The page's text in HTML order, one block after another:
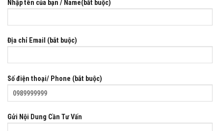
Nhập tên của bạn / Name(bắt buộc)
Địa chỉ Email (bắt buộc)
Số điện thoại/ Phone (bắt buộc)
Gửi Nội Dung Cần Tư Vấn